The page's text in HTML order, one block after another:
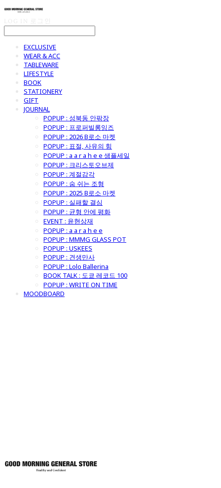
EXCLUSIVE
WEAR & ACC
TABLEWARE
LIFESTYLE
BOOK
STATIONERY
GIFT
JOURNAL
POPUP : 성북동 안팎장
POPUP : 프로퍼빌롱잉즈
POPUP : 2026 B로소 마켓
POPUP : 표절, 사유의 힘
POPUP : a a r a h e e 샘플세일
POPUP : 크리스토오브제
POPUP : 계절감각
POPUP : 숨 쉬는 조형
POPUP : 2025 B로소 마켓
POPUP : 실패할 결심
POPUP : 균형 안에 평화
EVENT : 윤현상재
POPUP : a a r a h e e
POPUP : MMMG GLASS POT
POPUP : USKEES
POPUP : 견생만사
POPUP : Lolo Ballerina
BOOK TALK : 도쿄 레코드 100
POPUP : WRITE ON TIME
MOODBOARD